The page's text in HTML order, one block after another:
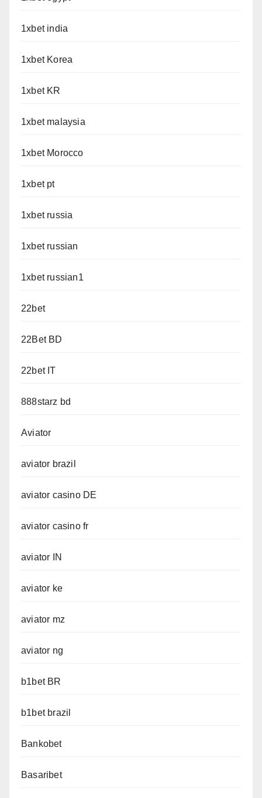
1xbet india
1xbet Korea
1xbet KR
1xbet malaysia
1xbet Morocco
1xbet pt
1xbet russia
1xbet russian
1xbet russian1
22bet
22Bet BD
22bet IT
888starz bd
Aviator
aviator brazil
aviator casino DE
aviator casino fr
aviator IN
aviator ke
aviator mz
aviator ng
b1bet BR
b1bet brazil
Bankobet
Basaribet